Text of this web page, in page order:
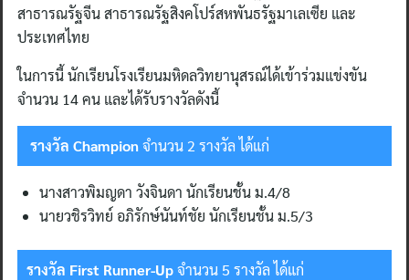
สาธารณรัฐจีน สาธารณรัฐสิงคโปร์สหพันธรัฐมาเลเซีย และ
ประเทศไทย
ในการนี้ นักเรียนโรงเรียนมหิดลวิทยานุสรณ์ได้เข้าร่วมแข่งขัน
จำนวน 14 คน และได้รับรางวัลดังนี้
รางวัล Championจำนวน 2 รางวัล ได้แก่
นางสาวพิมญดา วังจินดา นักเรียนชั้น ม.4/8
นายวชิรวิทย์ อภิรักษ์นันท์ชัย นักเรียนชั้น ม.5/3
รางวัล First Runner-Upจำนวน 5 รางวัล ได้แก่